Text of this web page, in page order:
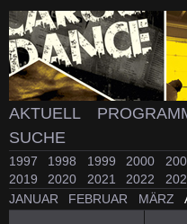
AKTUELL
SUCHE
1997 1998 1999 2000
2019
2020 2021 2022
JANUAR
FEBRUAR MÄRZ